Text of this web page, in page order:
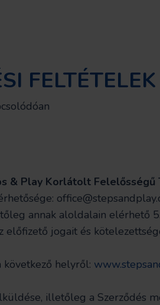
FELTÉTELEK
& Play Korlátolt Felelősségű
annak aloldalain elérhető
jogait és
helyről:
illetőleg a Szerződés